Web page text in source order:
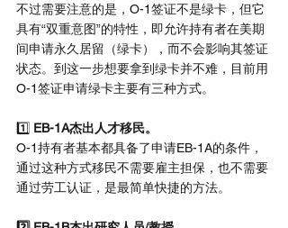
不过需要注意的是，O-1签证不是绿卡，但它
具有“双重意图”的特性，即允许持有者在美期
间申请永久居留（绿卡），而不会影响其签证
状态。到这一步想要拿到绿卡并不难，目前用
O-1签证申请绿卡主要有三种方式。
1️⃣ EB-1A杰出人才移民。
O-1持有者基本都具备了申请EB-1A的条件，
通过这种方式移民不需要雇主担保，也不需要
通过劳工认证，是最简单快捷的方法。